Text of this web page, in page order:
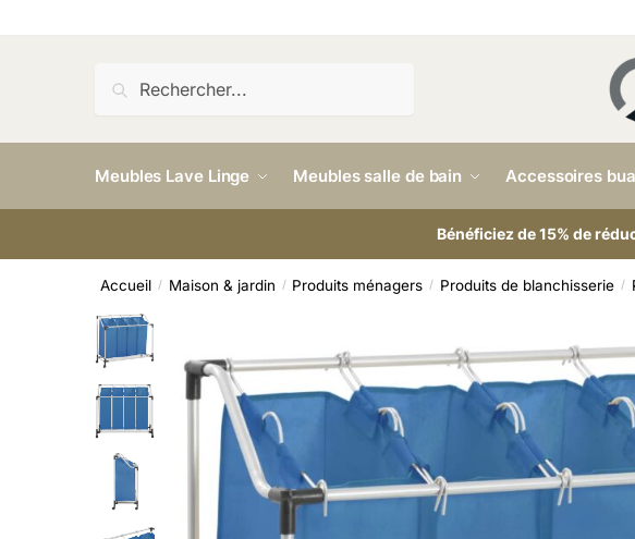
Recherche
Meubles Lave Linge Meubles salle de bain Accessoires
Bénéficiez de 15% de
Accueil / Maison & jardin / Produits ménagers / Produits de blanchisserie /